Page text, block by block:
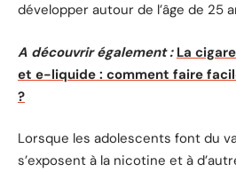
développer autour de l’âge de 25
A découvrir également : La
et e-liquide : comment faire
?
Lorsque les adolescents font du
s’exposent à la nicotine et à